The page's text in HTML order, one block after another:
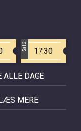
Sal 2 17:30
ALLE DAGE
MERE